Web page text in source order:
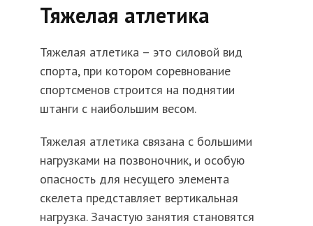
Тяжелая атлетика
Тяжелая атлетика – это силовой вид
спорта, при котором соревнование
спортсменов строится на поднятии
штанги с наибольшим весом.
Тяжелая атлетика связана с большими
нагрузками на позвоночник, и особую
опасность для несущего элемента
скелета представляет вертикальная
нагрузка. Зачастую занятия становятся